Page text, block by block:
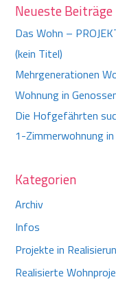
Neueste Beiträge
Das Wohn –
(kein Titel)
Mehrgenerationen
Wohnung in
Die Hofgefährten
1-Zimmerwohnung
Kategorien
Archiv
Infos
Projekte in
Realisierte